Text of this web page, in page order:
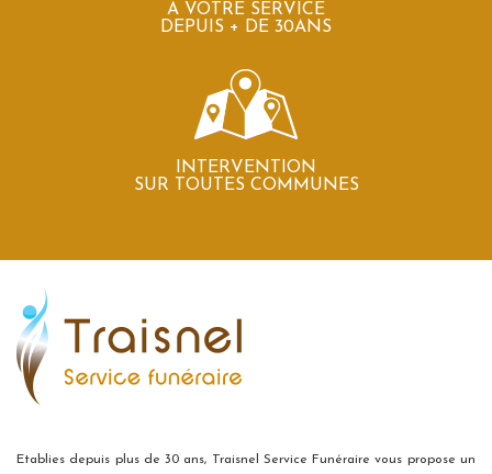
À VOTRE SERVICE
DEPUIS + DE 30ANS
INTERVENTION
SUR TOUTES COMMUNES
Etablies depuis plus de 30 ans, Traisnel Service Funéraire vous propose un